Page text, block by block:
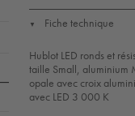
▼ Fiche technique
Hublot LED ronds et
taille Small, aluminium
opale avec croix
avec LED 3 000 K